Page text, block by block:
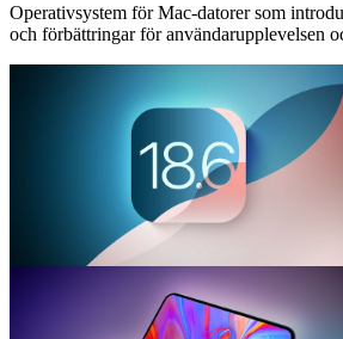
Operativsystem för Mac-datorer som
och förbättringar för användarupplevelsen